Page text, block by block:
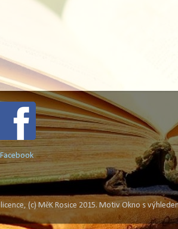
Facebook
licence, (c) MěK Rosice 2015. Motiv Okno s